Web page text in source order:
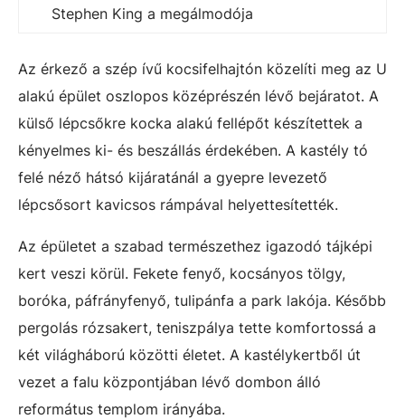
Stephen King a megálmodója
Az érkező a szép ívű kocsifelhajtón közelíti meg az U
alakú épület oszlopos középrészén lévő bejáratot. A
külső lépcsőkre kocka alakú fellépőt készítettek a
kényelmes ki- és beszállás érdekében. A kastély tó
felé néző hátsó kijáratánál a gyepre levezető
lépcsősort kavicsos rámpával helyettesítették.
Az épületet a szabad természethez igazodó tájképi
kert veszi körül. Fekete fenyő, kocsányos tölgy,
boróka, páfrányfenyő, tulipánfa a park lakója. Később
pergolás rózsakert, teniszpálya tette komfortossá a
két világháború közötti életet. A kastélykertből út
vezet a falu központjában lévő dombon álló
református templom irányába.